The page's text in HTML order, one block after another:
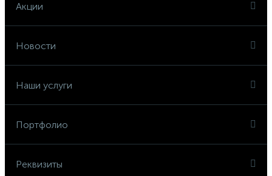
Акции
Новости
Наши услуги
Портфолио
Реквизиты